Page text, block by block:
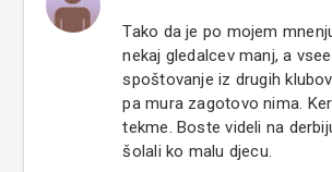
Tako da je po mojem
nekaj gledalcev manj, a
spoštovanje iz drugih
pa mura zagotovo nima.
tekme. Boste videli na
šolali ko malu djecu.